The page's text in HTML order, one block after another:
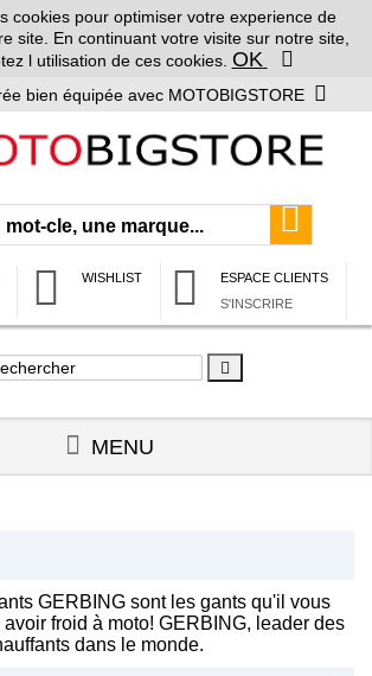
cookies pour optimiser votre experience de
site. En continuant votre visite sur notre site,
l utilisation de ces cookies. OK
bien équipée avec MOTOBIGSTORE
WISHLIST
ESPACE CLIENTS
S'INSCRIRE
MENU
GERBING sont les gants qu'il vous
froid à moto! GERBING, leader des
dans le monde.